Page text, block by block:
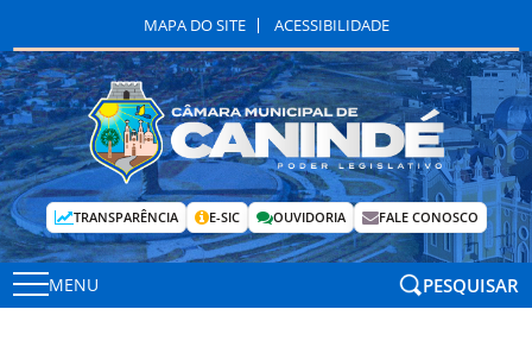
MAPA DO SITE ACESSIBILIDADE
TRANSPARÊNCIA E-SIC OUVIDORIA FALE CONOSCO
MENU PESQUISAR